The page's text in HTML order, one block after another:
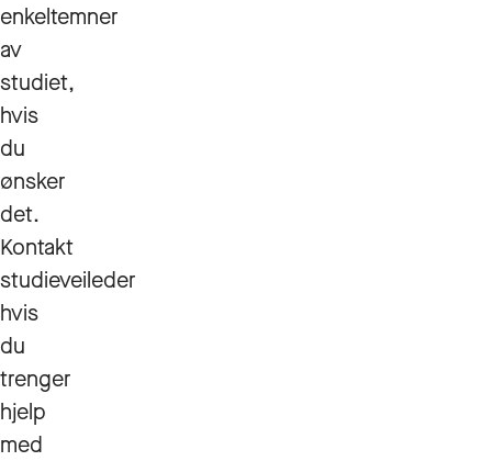
enkeltemner
av
studiet,
hvis
du
ønsker
det.
Kontakt
studieveileder
hvis
du
trenger
hjelp
med